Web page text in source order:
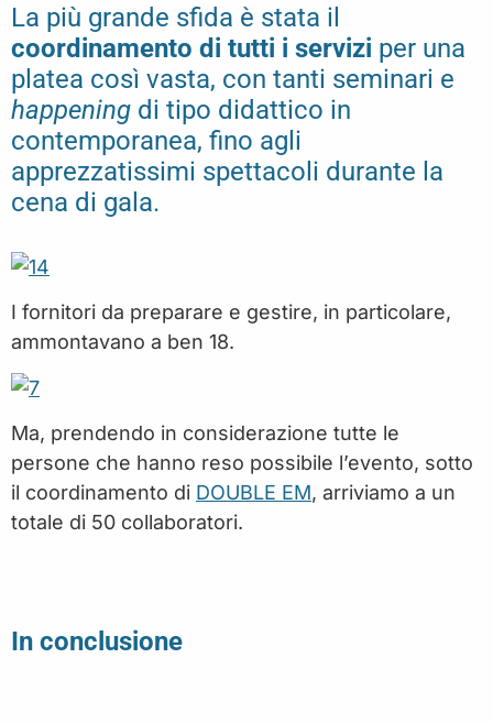
La più grande sfida è stata il
coordinamento di tutti i servizi per una
platea così vasta, con tanti seminari e
happening di tipo didattico in
contemporanea, fino agli
apprezzatissimi spettacoli durante la
cena di gala.
I fornitori da preparare e gestire, in particolare,
ammontavano a ben 18.
Ma, prendendo in considerazione tutte le
persone che hanno reso possibile l’evento, sotto
il coordinamento di DOUBLE EM, arriviamo a un
totale di 50 collaboratori.
In conclusione